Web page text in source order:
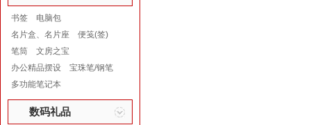
书签
电脑包
名片盒、名片座
便笺(签)
笔筒
文房之宝
办公精品摆设
宝珠笔/钢笔
多功能笔记本
数码礼品